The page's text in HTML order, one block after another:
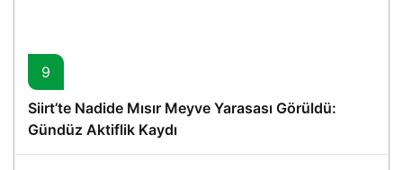
9
Siirt’te Nadide Mısır Meyve Yarasası Görüldü:
Gündüz Aktiflik Kaydı